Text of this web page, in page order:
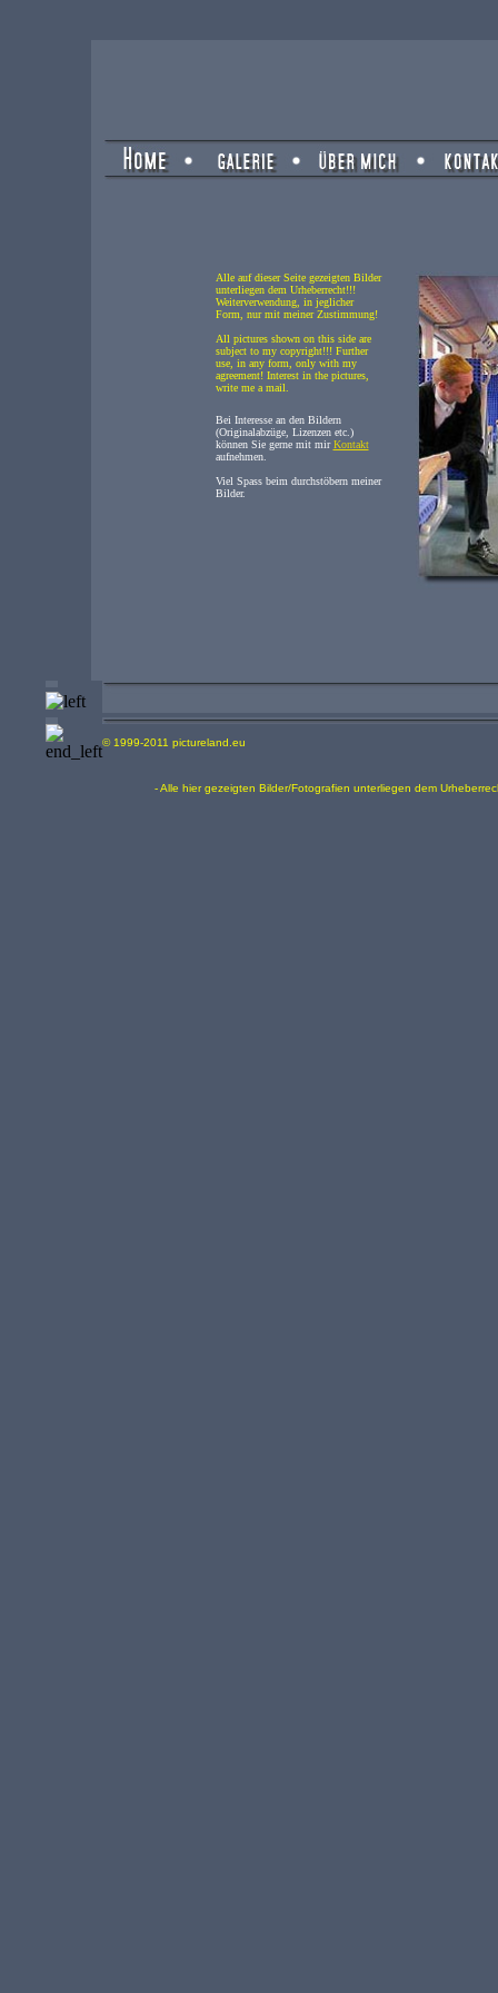
Alle auf dieser Seite gezeigten Bilder
unterliegen dem Urheberrecht!!!
Weiterverwendung, in jeglicher
Form, nur mit meiner Zustimmung!
All pictures shown on this side are
subject to my copyright!!! Further
use, in any form, only with my
agreement! Interest in the pictures,
write me a mail.
Bei Interesse an den Bildern
(Originalabzüge, Lizenzen etc.)
können Sie gerne mit mirKontakt
aufnehmen.
Viel Spass beim durchstöbern meiner
Bilder.
© 1999-2011 pictureland.eu
- Alle hier gezeigten Bilder/Fotografien unterliegen dem